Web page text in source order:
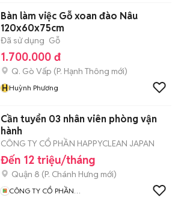
Bàn làm việc Gỗ xoan đào Nâu
120x60x75cm
Đã sử dụng Gỗ
1.700.000 đ
Q. Gò Vấp (P. Hạnh Thông mới)
HHuỳnh Phương
Cần tuyển 03 nhân viên phòng vận
hành
CÔNG TY CỔ PHẦN HAPPYCLEAN JAPAN
Đến 12 triệu/tháng
Quận 8 (P. Chánh Hưng mới)
CÔNG TY CỔ PHẦN